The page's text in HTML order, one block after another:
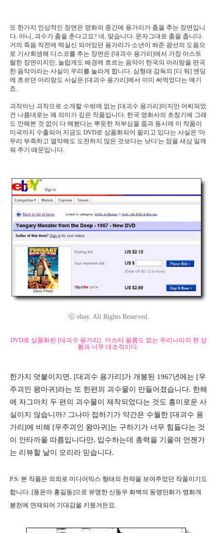
또 한가지 인상적인 장면은 영화의 중간에 용가리가 춤을 추는 장면입니
다. 아니, 괴수가 춤을 춘다고요? 네, 맞습니다. 문자그대로 춤을 춥니다.
거의 죽음 직전에 떡실신 되어있던 용가리가 소년이 쏴준 광선의 도움으
로 기사회생해 디스코를 추는 장면은 [대괴수 용가리]에서 가장 아스트
랄한 장면이지만, 놀랍게도 배경에 흐르는 음악이 한국의 아리랑을 편곡
한 음악이라는 사실이 우리를 놀라게 합니다. 심형래 감독의 [디 워] 엔딩
에 흐르던 아리랑도 사실은 [대괴수 용가리]에서 이미 써먹었다는 얘기
죠.
괴작아닌 괴작으로 소개할 수밖에 없는 [대괴수 용가리]이지만 어찌되었
건 나름대로는 꽤 의미가 깊은 작품입니다. 한국 영화사의 초창기에 그래
도 안해본 것 없이 다 해봤다는 뿌듯한 자부심을 줌과 동시에 이 작품이
미국까지 수출되어 지금도 DVD로 상품화되어 팔리고 있다는 사실은 '아
무리 부족하고 열악해도 도전하지 않은 것보다는 낫다'는 점을 새삼 일깨
워 주기 때문입니다.
ⓒ ebay. All Rights Reserved.
DVD로 상품화된 [대괴수 용가리]. 마스터 필름도 없는 우리나라의 현 상
황과 너무 대조적이다.
한가지 덧붙이지면. [대괴수 용가리]가 개봉된 1967년에는 [우
주괴인 왕마귀]라는 또 한편의 괴수물이 만들어졌습니다. 한해
에 자그마치 두 편의 괴수물이 제작되었다는 것도 흥미로운 사
실이지 않습니까? 그나마 접하기가 약간은 수월한 [대괴수 용
가리]에 비해 [우주괴인 왕마귀]는 구하기가 너무 힘들다는 것
이 안타까울 따름입니다만, 입수하는데 총력을 기울여 언젠가
는 리뷰할 날이 오리라 믿습니다.
P.S: 본 작품은 의외로 미디어믹스 형태의 전략을 보여주었던 작품이기도
합니다. [풍운아 홍길동]으로 유명한 신동우 화백의 동명만화가 영화개
봉전에 연재되어 기대감을 키웠거든요.